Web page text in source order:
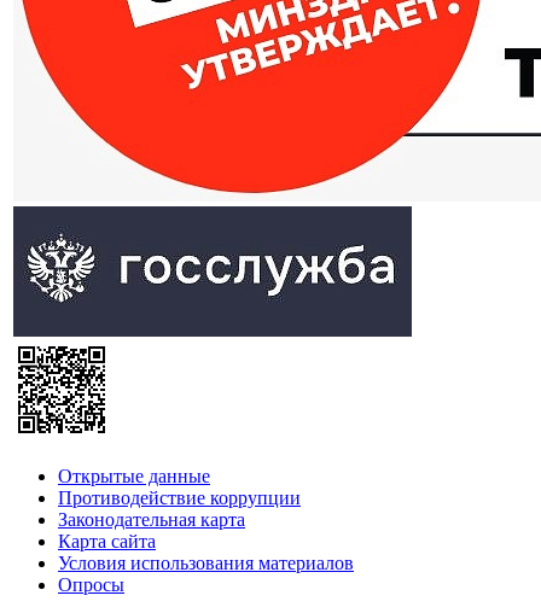
Открытые данные
Противодействие коррупции
Законодательная карта
Карта сайта
Условия использования материалов
Опросы